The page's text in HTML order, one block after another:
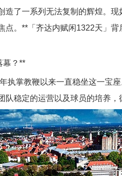
造了一系列无法复制的辉煌。
点。**「齐达内赋闲1322天」
幕？**
执掌教鞭以来一直稳坐这一宝
稳定的运营以及球员的培养，